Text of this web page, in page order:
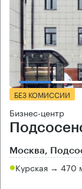
БЕЗ КОМИССИИ
Бизнес-центр
Москва,
Курская → 470